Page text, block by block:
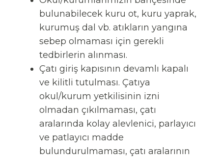
bulunabilecek kuru ot, kuru yaprak,
kurumuş dal vb. atıkların yangına
sebep olmaması için gerekli
tedbirlerin alınması.
Çatı giriş kapısının devamlı kapalı
ve kilitli tutulması. Çatıya
okul/kurum yetkilisinin izni
olmadan çıkılmaması, çatı
aralarında kolay alevlenici, parlayıcı
ve patlayıcı madde
bulundurulmaması, çatı aralarının